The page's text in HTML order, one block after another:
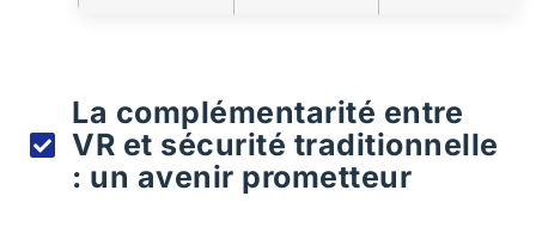
La complémentarité entre
VR et sécurité traditionnelle
: un avenir prometteur